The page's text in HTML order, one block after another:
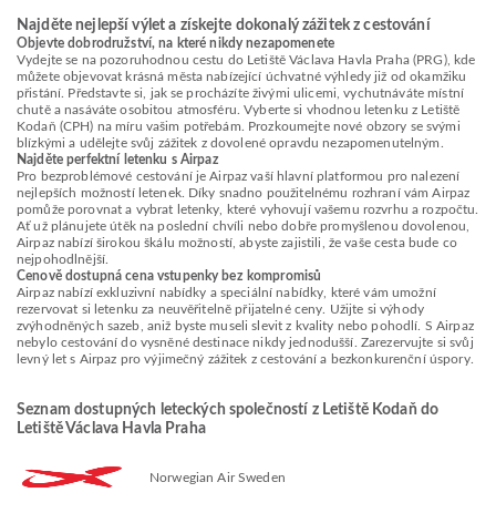
Najděte nejlepší výlet a získejte dokonalý zážitek z cestování
Objevte dobrodružství, na které nikdy nezapomenete
Vydejte se na pozoruhodnou cestu do Letiště Václava Havla Praha (PRG), kde
můžete objevovat krásná města nabízející úchvatné výhledy již od okamžiku
přistání. Představte si, jak se procházíte živými ulicemi, vychutnáváte místní
chutě a nasáváte osobitou atmosféru. Vyberte si vhodnou letenku z Letiště
Kodaň (CPH) na míru vašim potřebám. Prozkoumejte nové obzory se svými
blízkými a udělejte svůj zážitek z dovolené opravdu nezapomenutelným.
Najděte perfektní letenku s Airpaz
Pro bezproblémové cestování je Airpaz vaší hlavní platformou pro nalezení
nejlepších možností letenek. Díky snadno použitelnému rozhraní vám Airpaz
pomůže porovnat a vybrat letenky, které vyhovují vašemu rozvrhu a rozpočtu.
Ať už plánujete útěk na poslední chvíli nebo dobře promyšlenou dovolenou,
Airpaz nabízí širokou škálu možností, abyste zajistili, že vaše cesta bude co
nejpohodlnější.
Cenově dostupná cena vstupenky bez kompromisů
Airpaz nabízí exkluzivní nabídky a speciální nabídky, které vám umožní
rezervovat si letenku za neuvěřitelně přijatelné ceny. Užijte si výhody
zvýhodněných sazeb, aniž byste museli slevit z kvality nebo pohodlí. S Airpaz
nebylo cestování do vysněné destinace nikdy jednodušší. Zarezervujte si svůj
levný let s Airpaz pro výjimečný zážitek z cestování a bezkonkurenční úspory.
Seznam dostupných leteckých společností z Letiště Kodaň do
Letiště Václava Havla Praha
Norwegian Air Sweden